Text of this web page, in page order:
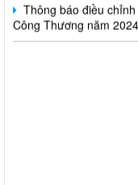
Công Thương năm 2024